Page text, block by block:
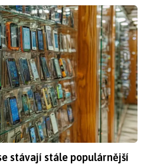
stávají stále populárnější